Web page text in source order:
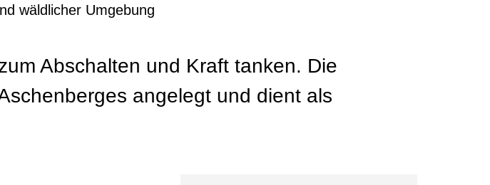
Abschalten und Kraft tanken. Die
angelegt und dient als